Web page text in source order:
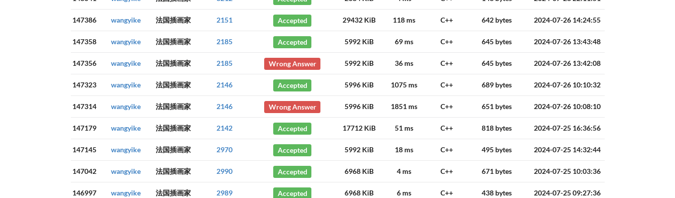
147386 wangyike 法国插画家 2151 Accepted 29432 KiB 118 ms C++ 642 bytes 2024-07-26 14:24:55
147358 wangyike 法国插画家 2185 Accepted 5992 KiB 69 ms C++ 645 bytes 2024-07-26 13:43:48
147356 wangyike 法国插画家 2185 Wrong Answer 5992 KiB 36 ms C++ 645 bytes 2024-07-26 13:42:08
147323 wangyike 法国插画家 2146 Accepted 5996 KiB 1075 ms C++ 689 bytes 2024-07-26 10:10:32
147314 wangyike 法国插画家 2146 Wrong Answer 5996 KiB 1851 ms C++ 651 bytes 2024-07-26 10:08:10
147179 wangyike 法国插画家 2142 Accepted 17712 KiB 51 ms C++ 818 bytes 2024-07-25 16:36:56
147145 wangyike 法国插画家 2970 Accepted 5992 KiB 18 ms C++ 495 bytes 2024-07-25 14:32:44
147042 wangyike 法国插画家 2990 Accepted 6968 KiB 4 ms C++ 671 bytes 2024-07-25 10:03:36
146997 wangyike 法国插画家 2989 Accepted 6968 KiB 6 ms C++ 438 bytes 2024-07-25 09:27:36